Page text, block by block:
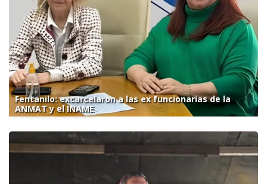
Fentanilo: excarcelaron a las ex funcionarias de la
ANMAT y el INAME